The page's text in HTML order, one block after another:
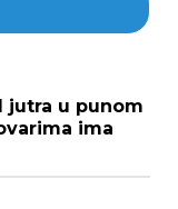
jutra u punom
ima